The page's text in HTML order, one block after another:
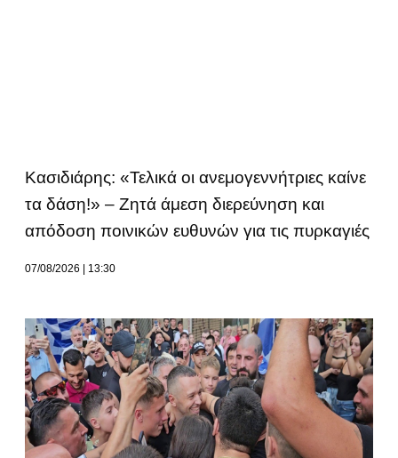
Κασιδιάρης: «Τελικά οι ανεμογεννήτριες καίνε
τα δάση!» – Ζητά άμεση διερεύνηση και
απόδοση ποινικών ευθυνών για τις πυρκαγιές
07/08/2026 13:30